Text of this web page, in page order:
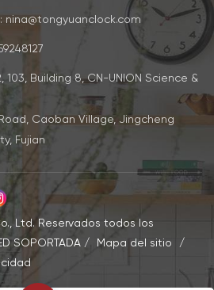
de
paso/
mínima de pedido500
colorAceptar
personalizaciónCapacidad35000
- 50000 cada mes
nina@tongyuanclock.com
103, Building 8, CN-UNION Science &
Caoban Village, Jingcheng
Fujian
Ltd. Reservados todos los
SOPORTADA/ Mapa del sitio
/